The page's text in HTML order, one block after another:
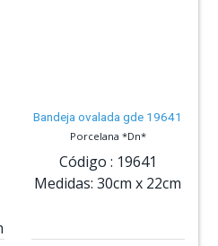
Bandeja ovalada gde 19641
Porcelana *Dn*
Código : 19641
Medidas: 30cm x 22cm